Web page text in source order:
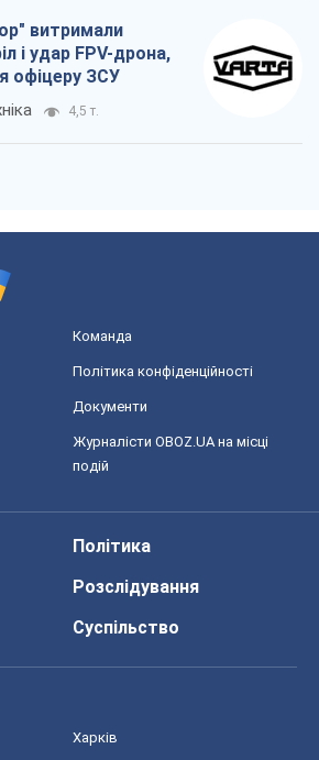
витримали
і удар FPV-дрона,
офіцеру ЗСУ
4,5 т.
Команда
Політика конфіденційності
Документи
Журналісти OBOZ.UA на місці
подій
Політика
Розслідування
Суспільство
Харків